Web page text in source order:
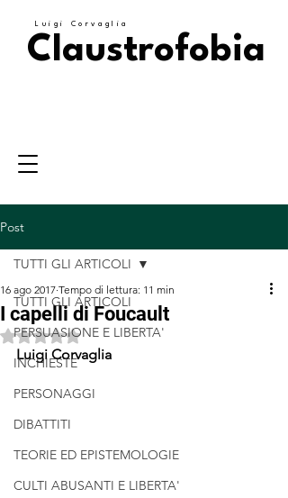
Luigi Corvaglia
Claustrofobia
Post
TUTTI GLI ARTICOLI
PERSUASIONE E LIBERTA'
INCHIESTE
PERSONAGGI
DIBATTITI
TEORIE ED EPISTEMOLOGIE
CULTI ABUSANTI E LIBERTA'
TUTTI GLI ARTICOLI
I capelli di Foucault
16 ago 2017 Tempo di lettura: 11 min
Valutazione NaN stelle su 5.
Luigi Corvaglia